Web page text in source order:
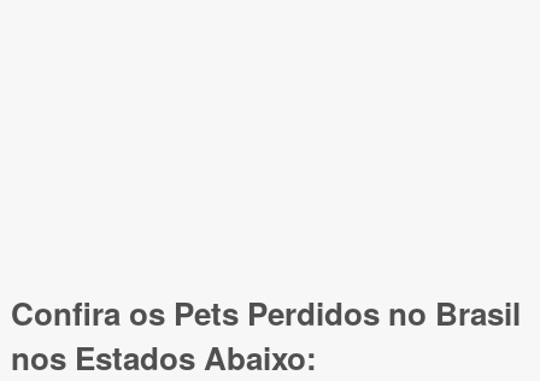
Confira os Pets Perdidos no Brasil
nos Estados Abaixo: